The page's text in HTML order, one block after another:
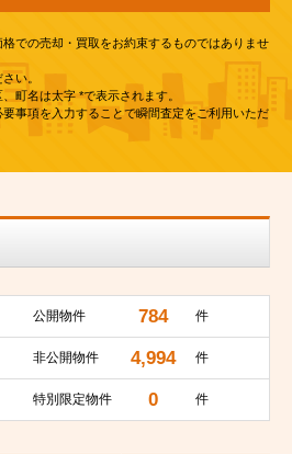
での売却・買取をお約束するものではありませ
い。
町名は太字 *で表示されます。
事項を入力することで瞬間査定をご利用いただ
公開物件 784 件
非公開物件 4,994 件
特別限定物件 0 件